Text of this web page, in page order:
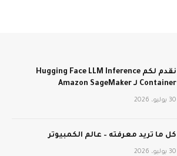
نقدم لكم Hugging Face LLM Inference
Container لـ Amazon SageMaker
30 يوليو، 2026
كل ما تريد معرفته – عالم الكمبيوتر
30 يوليو، 2026